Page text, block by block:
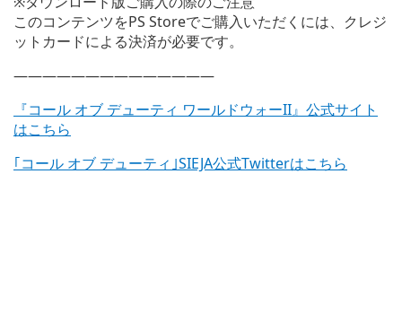
このコンテンツをPS Storeでご購入いただくには、クレジ
ットカードによる決済が必要です。
——————————————
『コール オブ デューティ ワールドウォーII』公式サイト
はこちら
｢コール オブ デューティ｣SIEJA公式Twitterはこちら